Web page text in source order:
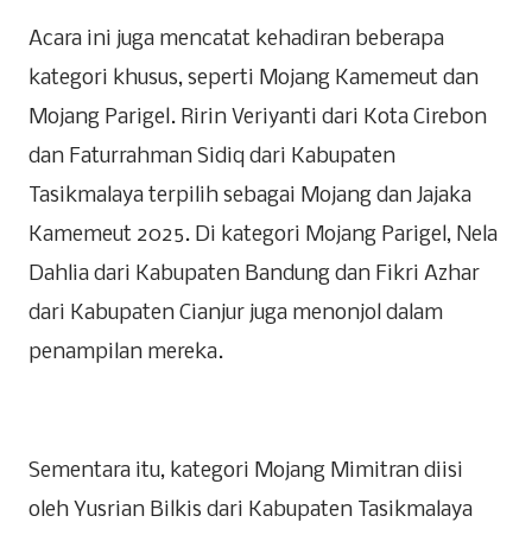
Acara ini juga mencatat kehadiran beberapa
kategori khusus, seperti Mojang Kamemeut dan
Mojang Parigel. Ririn Veriyanti dari Kota Cirebon
dan Faturrahman Sidiq dari Kabupaten
Tasikmalaya terpilih sebagai Mojang dan Jajaka
Kamemeut 2025. Di kategori Mojang Parigel, Nela
Dahlia dari Kabupaten Bandung dan Fikri Azhar
dari Kabupaten Cianjur juga menonjol dalam
penampilan mereka.
Sementara itu, kategori Mojang Mimitran diisi
oleh Yusrian Bilkis dari Kabupaten Tasikmalaya